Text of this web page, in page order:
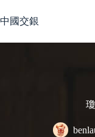
to
content
中國交銀